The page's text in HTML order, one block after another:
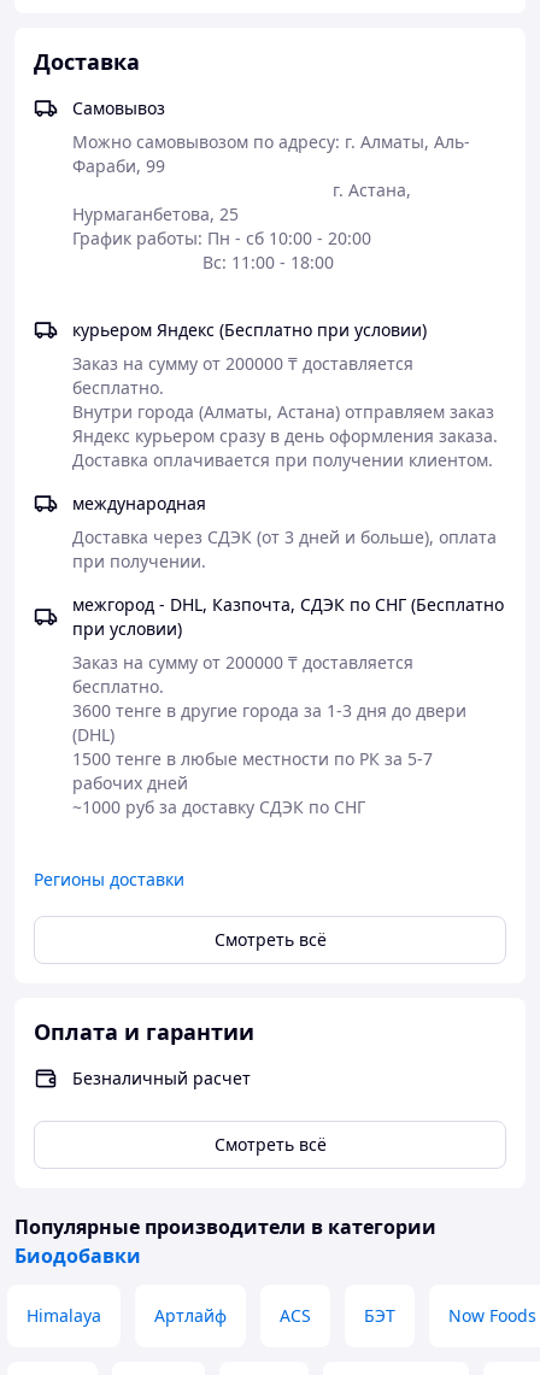
иногда бывает несварение желудка. Он также может
поддерживать сбалансированную микробиоту и
здоровый метаболизм при воспалении.
Доставка
Самовывоз
Можно самовывозом по адресу: г. Алматы, Аль-
Фараби, 99
                                                      г. Астана,
Нурмаганбетова, 25
График работы: Пн - сб 10:00 - 20:00
                           Вс: 11:00 - 18:00
курьером Яндекс (Бесплатно при условии)
Заказ на сумму от 200000 ₸ доставляется
бесплатно.
Внутри города (Алматы, Астана) отправляем заказ
Яндекс курьером сразу в день оформления заказа.
Доставка оплачивается при получении клиентом.
международная
Доставка через СДЭК (от 3 дней и больше), оплата
при получении.
межгород - DHL, Казпочта, СДЭК по СНГ (Бесплатно
при условии)
Заказ на сумму от 200000 ₸ доставляется
бесплатно.
3600 тенге в другие города за 1-3 дня до двери
(DHL)
1500 тенге в любые местности по РК за 5-7
рабочих дней
Регионы доставки
Смотреть всё
Оплата и гарантии
Безналичный расчет
Смотреть всё
Популярные производители в категории
Биодобавки
Himalaya Артлайф ACS БЭТ Now Foods